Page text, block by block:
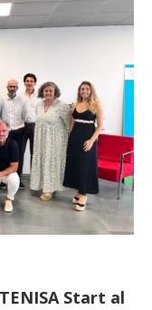
Start al